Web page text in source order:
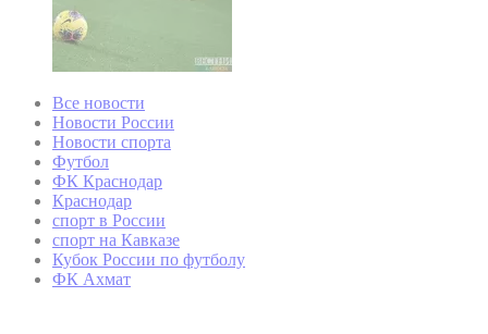
Все новости
Новости России
Новости спорта
Футбол
ФК Краснодар
Краснодар
спорт в России
спорт на Кавказе
Кубок России по футболу
ФК Ахмат